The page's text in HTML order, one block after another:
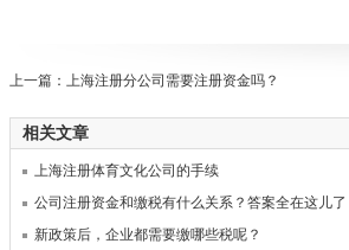
上一篇： 上海注册分公司需要注册资金吗？
相关文章
上海注册体育文化公司的手续
公司注册资金和缴税有什么关系？答案全在这儿了
新政策后，企业都需要缴哪些税呢？